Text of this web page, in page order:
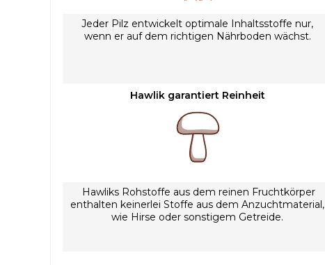
Jeder Pilz entwickelt optimale Inhaltsstoffe nur,
wenn er auf dem richtigen Nährboden wächst.
Hawlik garantiert Reinheit
Hawliks Rohstoffe aus dem reinen Fruchtkörper
enthalten keinerlei Stoffe aus dem Anzuchtmaterial,
wie Hirse oder sonstigem Getreide.